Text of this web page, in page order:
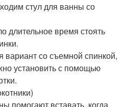
стул для ванны со
длительное время стоять
со съемной спинкой,
установить с помощью